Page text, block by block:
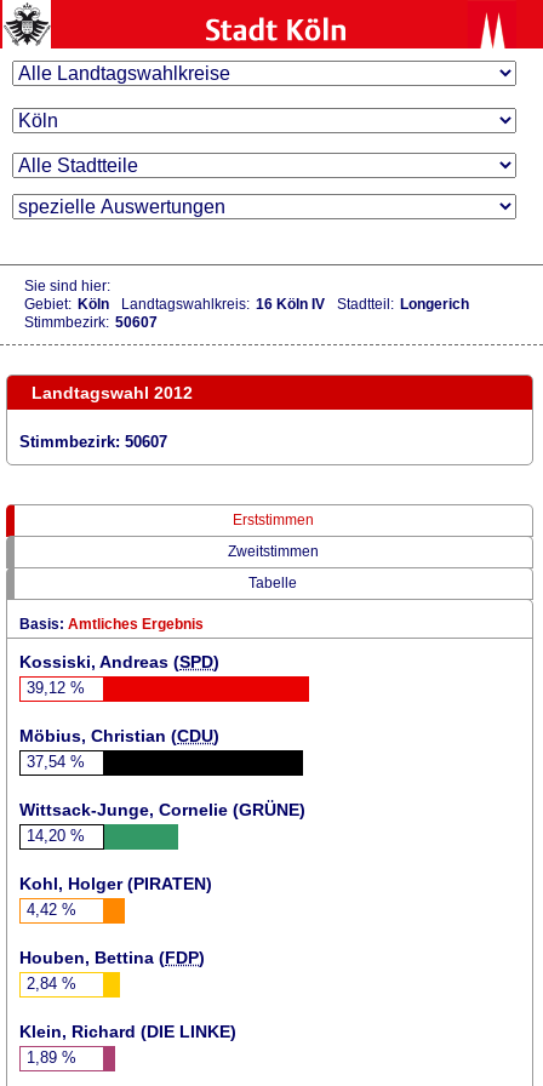
Sie sind hier:
Gebiet: Köln Landtagswahlkreis: 16 Köln IV Stadtteil: Longerich
Stimmbezirk: 50607
Landtagswahl 2012
Stimmbezirk: 50607
Erststimmen
Zweitstimmen
Tabelle
Basis: Amtliches Ergebnis
Kossiski, Andreas (SPD)
39,12 %
Möbius, Christian (CDU)
37,54 %
Wittsack-Junge, Cornelie (GRÜNE)
14,20 %
Kohl, Holger (PIRATEN)
4,42 %
Houben, Bettina (FDP)
2,84 %
Klein, Richard (DIE LINKE)
1,89 %